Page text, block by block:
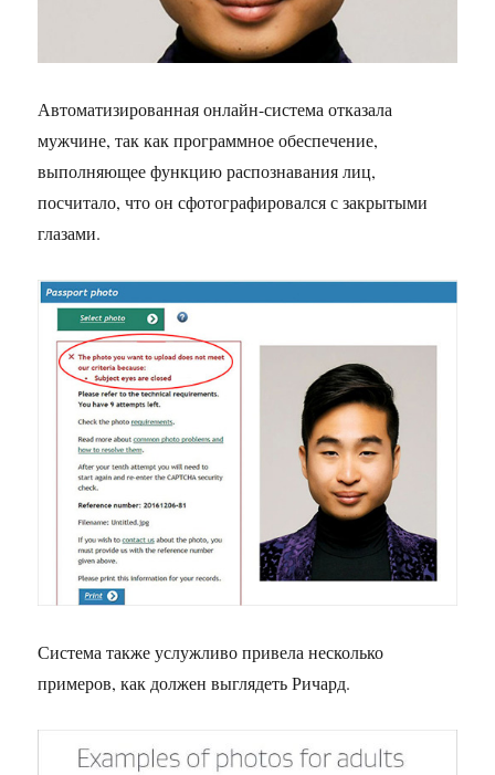
Автоматизированная онлайн-система отказала
мужчине, так как программное обеспечение,
выполняющее функцию распознавания лиц,
посчитало, что он сфотографировался с закрытыми
глазами.
Система также услужливо привела несколько
примеров, как должен выглядеть Ричард.